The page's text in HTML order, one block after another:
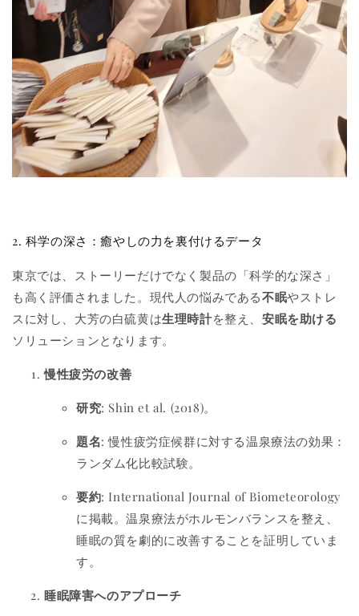
2. 科学の深さ：癒やしの力を裏付けるデータ
東京では、ストーリーだけでなく製品の「科学的な深さ」
も高く評価されました。現代人の悩みである不眠やストレ
スに対し、大芳の白硫黄は生理時計を整え、安眠を助ける
ソリューションとなります。
慢性疲労の改善
研究: Shin et al. (2018)。
題名: 慢性疲労症候群に対する温泉療法の効果：
ランダム化比較試験。
要約: International Journal of Biometeorology
に掲載。温泉療法がホルモンバランスを整え、
睡眠の質を劇的に改善することを証明していま
す。
睡眠障害へのアプローチ